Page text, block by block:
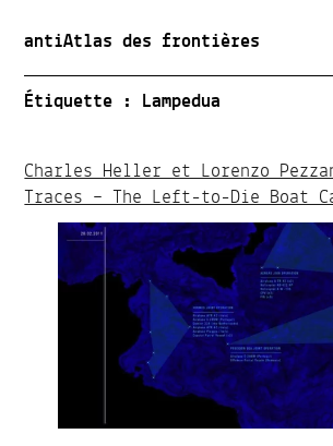
antiAtlas des frontières
Étiquette : Lampedua
Charles Heller et Lorenzo
Traces – The Left-to-Die Boat